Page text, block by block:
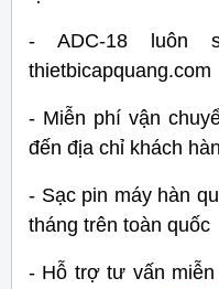
- ADC-18 luôn
thietbicapquang.com
- Miễn phí vận
đến địa chỉ khách
- Sạc pin máy hàn
tháng trên toàn quốc
- Hỗ trợ tư vấn